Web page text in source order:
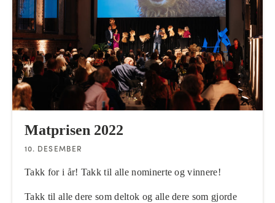
Matprisen 2022
10. DESEMBER
Takk for i år! Takk til alle nominerte og vinnere!
Takk til alle dere som deltok og alle dere som gjorde